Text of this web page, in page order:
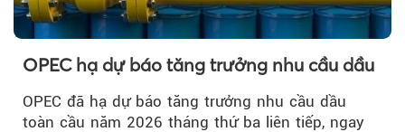
OPEC hạ dự báo tăng trưởng nhu cầu dầu
OPEC đã hạ dự báo tăng trưởng nhu cầu dầu
toàn cầu năm 2026 tháng thứ ba liên tiếp, ngay